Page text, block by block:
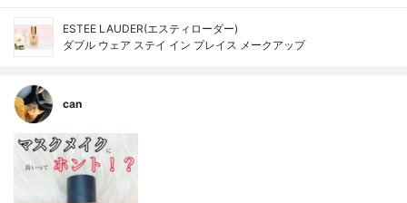
ESTEE LAUDER(エスティローダー)
ダブル ウェア ステイ イン プレイス メークアップ
can